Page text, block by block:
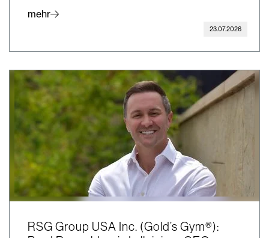
mehr
23.07.2026
RSG Group USA Inc. (Gold’s Gym®):